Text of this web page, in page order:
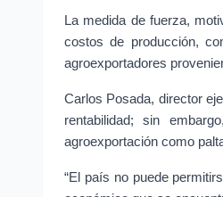
La medida de fuerza,
costos de producción,
agroexportadores
Carlos Posada, director
rentabilidad; sin
agroexportación como
“El país no puede